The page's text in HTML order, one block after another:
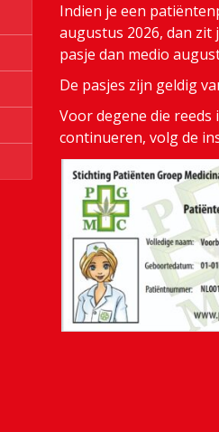
Indien je een
augustus 2026, dan zit
pasje dan medio
De pasjes zijn geldig
Voor degene die
continueren, volg de